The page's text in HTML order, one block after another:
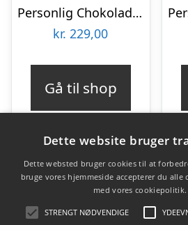
Personlig Chokolademedalje med Billede
kr. 229,00
Gå til shop
Varekategorier
Produkter
Dette website bruger
Dette websted bruger cookies til at
bruge vores hjemmeside accepterer du alle
med vores cookiepolitik.
STRENGT NØDVENDIGE